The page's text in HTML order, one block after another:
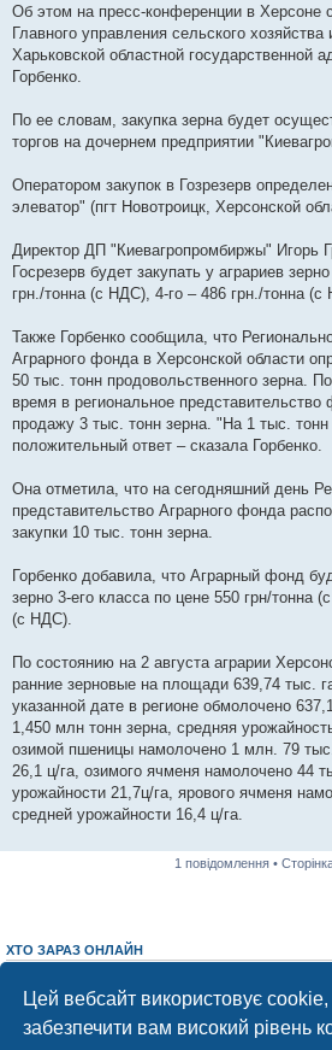
Цей вебсайт використовує
забезпечити вам високий рівень
Об этом на пресс-конференции в Херсоне
Главного управления сельского
Харьковской областной государственной
Горбенко.
По ее словам, закупка зерна будет
торгов на дочернем предприятии
Оператором закупок в Гозрезерв
элеватор" (пгт Новотроицк, Херсонской
Директор ДП "Киевагропромбиржы" Игорь
Госрезерв будет закупать у аграриев
грн./тонна (с НДС), 4-го – 486 грн./тонна (с
Также Горбенко сообщила, что
Аграрного фонда в Херсонской области
50 тыс. тонн продовольственного зерна.
время в региональное
продажу 3 тыс. тонн зерна. "На 1 тыс.
положительный ответ – сказала Горбенко.
Она отметила, что на сегодняшний день
представительство Аграрного фонда
закупки 10 тыс. тонн зерна.
Горбенко добавила, что Аграрный фонд
зерно 3-его класса по цене 550 грн/тонна
(с НДС).
По состоянию на 2 августа аграрии
ранние зерновые на площади 639,74 тыс.
указанной дате в регионе обмолочено
1,450 млн тонн зерна, средняя
озимой пшеницы намолочено 1 млн. 79
26,1 ц/га, озимого ячменя намолочено 44
урожайности 21,7ц/га, ярового ячменя
средней урожайности 16,4 ц/га.
1 повідомлення •
ХТО ЗАРАЗ ОНЛАЙН
Херсонський форум